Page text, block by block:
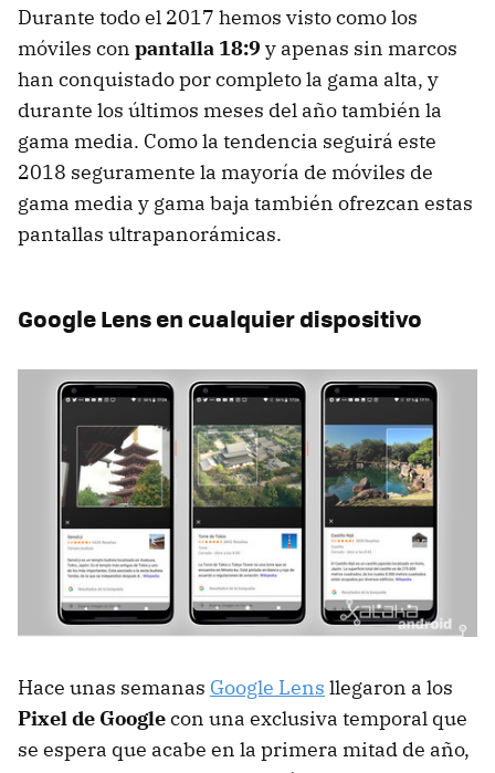
Durante todo el 2017 hemos visto como los
móviles con pantalla 18:9 y apenas sin marcos
han conquistado por completo la gama alta, y
durante los últimos meses del año también la
gama media. Como la tendencia seguirá este
2018 seguramente la mayoría de móviles de
gama media y gama baja también ofrezcan estas
pantallas ultrapanorámicas.
Google Lens en cualquier dispositivo
Hace unas semanas Google Lens llegaron a los
Pixel de Googlecon una exclusiva temporal que
se espera que acabe en la primera mitad de año,